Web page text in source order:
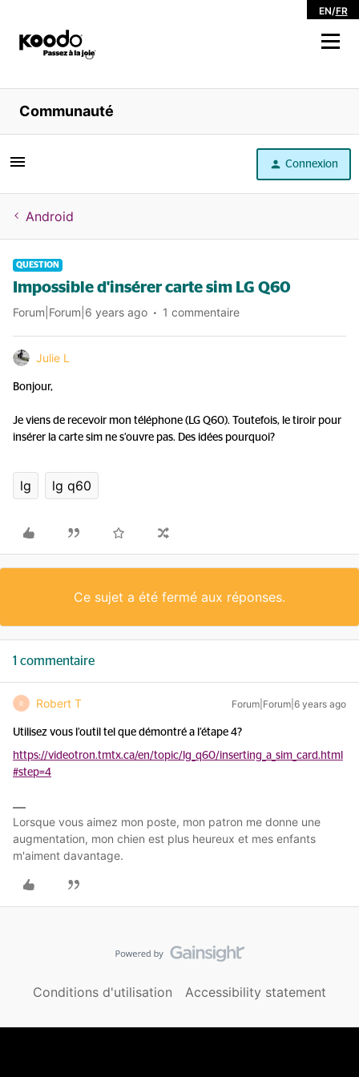
EN/FR
Magasiner
Libre service
Aide
Communauté
Connexion
Android
QUESTION
Impossible d'insérer carte sim LG Q60
Forum|Forum|6 years ago 1 commentaire
Julie L
Bonjour,
Je viens de recevoir mon téléphone (LG Q60). Toutefois, le tiroir pour
insérer la carte sim ne s’ouvre pas. Des idées pourquoi?
lg lg q60
Ce sujet a été fermé aux réponses.
1 commentaire
R Robert T Forum|Forum|6 years ago
Utilisez vous l’outil tel que démontré a l’étape 4?
https://videotron.tmtx.ca/en/topic/lg_q60/inserting_a_sim_card.html
#step=4
Lorsque vous aimez mon poste, mon patron me donne une
augmentation, mon chien est plus heureux et mes enfants
m'aiment davantage.
Conditions d'utilisation Accessibility statement